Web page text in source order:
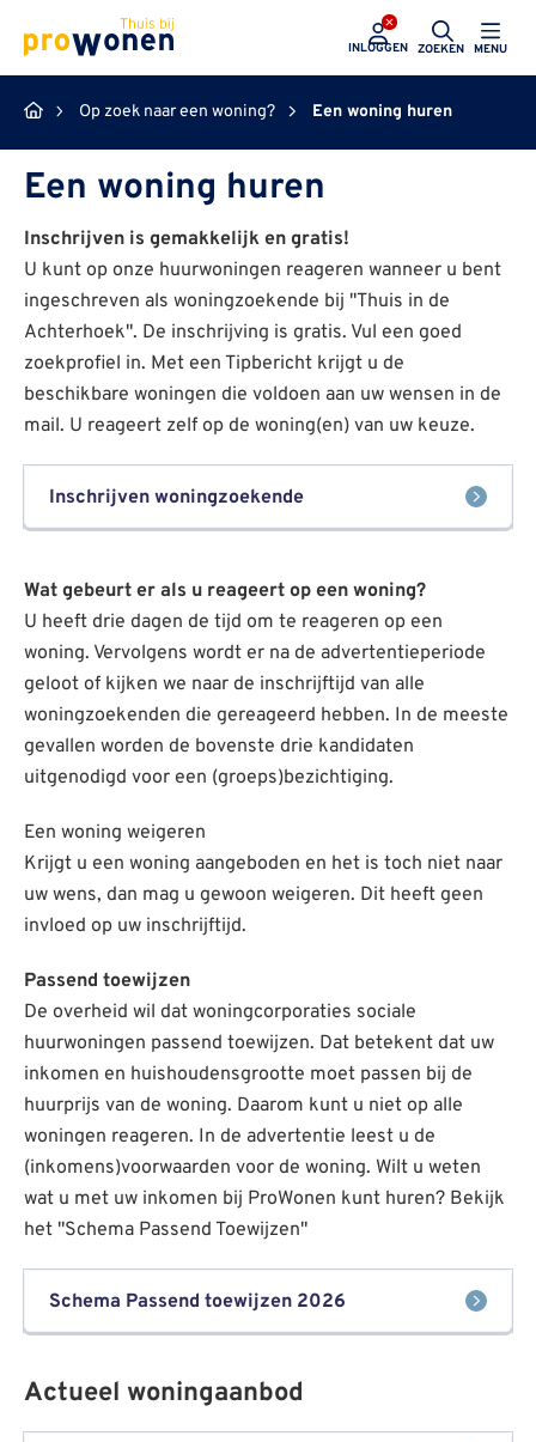
ProWonen
INLOGGEN ZOEKEN MENU
Op zoek naar een woning? Een woning huren
Een woning huren
Inschrijven is gemakkelijk en gratis!
U kunt op onze huurwoningen reageren wanneer u bent
ingeschreven als woningzoekende bij "Thuis in de
Achterhoek". De inschrijving is gratis. Vul een goed
zoekprofiel in. Met een Tipbericht krijgt u de
beschikbare woningen die voldoen aan uw wensen in de
mail. U reageert zelf op de woning(en) van uw keuze.
Inschrijven woningzoekende
Wat gebeurt er als u reageert op een woning?
U heeft drie dagen de tijd om te reageren op een
woning. Vervolgens wordt er na de advertentieperiode
geloot of kijken we naar de inschrijftijd van alle
woningzoekenden die gereageerd hebben. In de meeste
gevallen worden de bovenste drie kandidaten
uitgenodigd voor een (groeps)bezichtiging.
Een woning weigeren
Krijgt u een woning aangeboden en het is toch niet naar
uw wens, dan mag u gewoon weigeren. Dit heeft geen
invloed op uw inschrijftijd.
Passend toewijzen
De overheid wil dat woningcorporaties sociale
huurwoningen passend toewijzen. Dat betekent dat uw
inkomen en huishoudensgrootte moet passen bij de
huurprijs van de woning. Daarom kunt u niet op alle
woningen reageren. In de advertentie leest u de
(inkomens)voorwaarden voor de woning. Wilt u weten
wat u met uw inkomen bij ProWonen kunt huren? Bekijk
het "Schema Passend Toewijzen"
Schema Passend toewijzen 2026
Actueel woningaanbod